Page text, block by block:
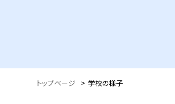
トップページ > 学校の様子